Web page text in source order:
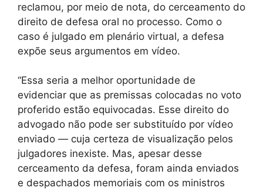
reclamou, por meio de nota, do cerceamento do
direito de defesa oral no processo. Como o
caso é julgado em plenário virtual, a defesa
expõe seus argumentos em vídeo.
“Essa seria a melhor oportunidade de
evidenciar que as premissas colocadas no voto
proferido estão equivocadas. Esse direito do
advogado não pode ser substituído por vídeo
enviado — cuja certeza de visualização pelos
julgadores inexiste. Mas, apesar desse
cerceamento da defesa, foram ainda enviados
e despachados memoriais com os ministros